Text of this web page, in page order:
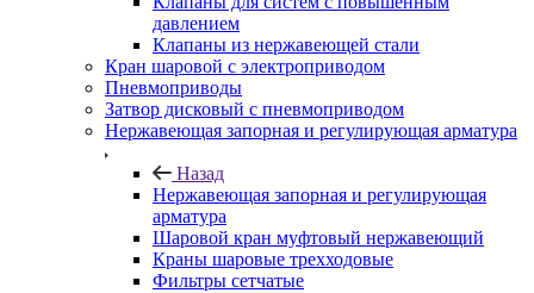
давлением
Клапаны из нержавеющей стали
Кран шаровой с электроприводом
Пневмоприводы
Затвор дисковый с пневмоприводом
Нержавеющая запорная и регулирующая арматура
Назад
Нержавеющая запорная и регулирующая
арматура
Шаровой кран муфтовый нержавеющий
Краны шаровые трехходовые
Фильтры сетчатые